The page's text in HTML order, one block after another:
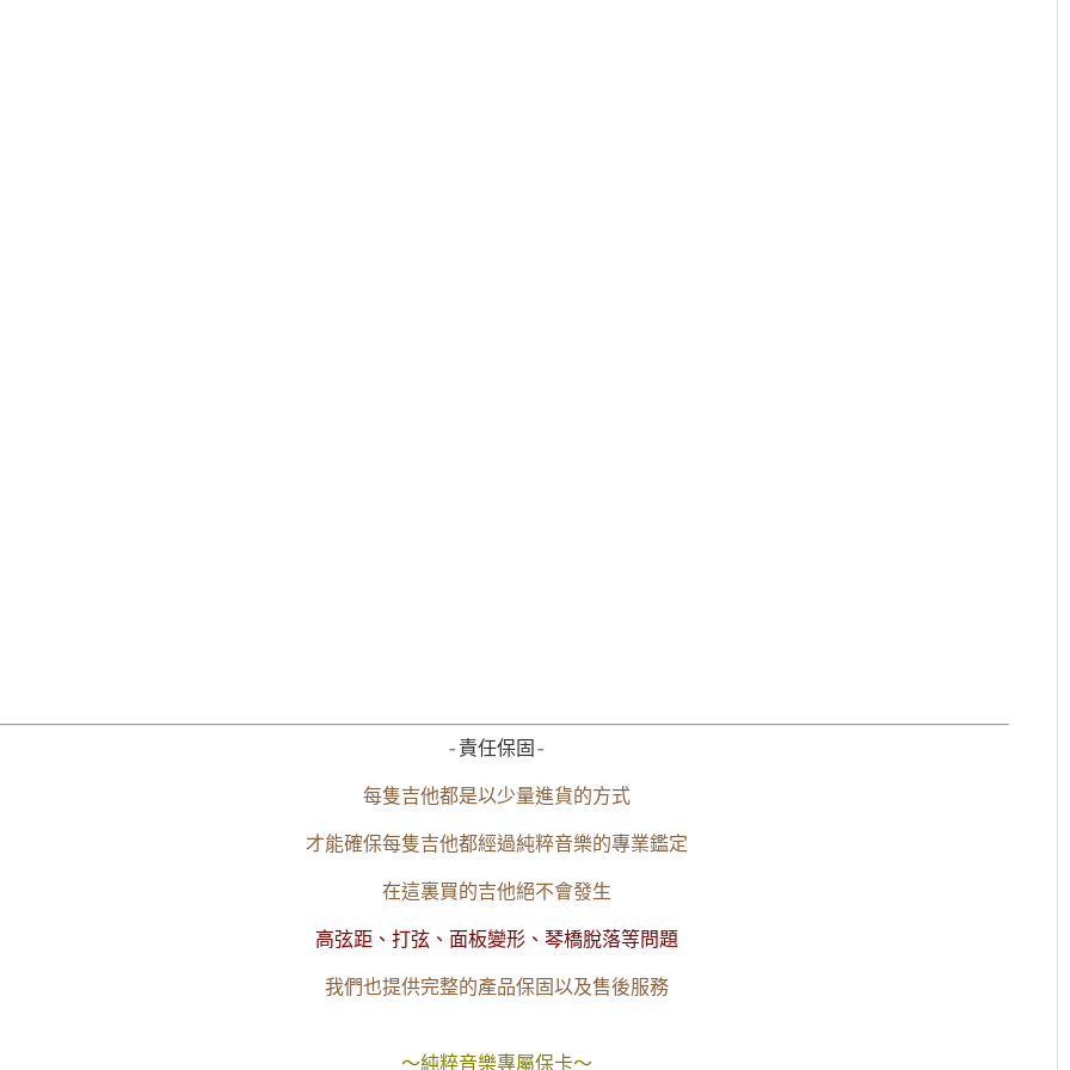
-責任保固-
每隻吉他都是以少量進貨的方式
才能確保每隻吉他都經過純粹音樂的專業鑑定
在這裏買的吉他絕不會發生
高弦距、打弦、面板變形、琴橋脫落等問題
我們也提供完整的產品保固以及售後服務
～純粹音樂專屬保卡～